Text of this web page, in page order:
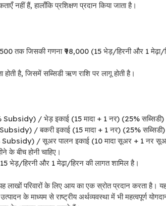
नहीं हैं, हालाँकि प्रशिक्षण प्रदान किया जाता है।
तकजिसकी गणना ₹98,000 (15 भेड़/हिरनी और 1
है, जिसमें सब्सिडी ऋण राशि पर लागू होती है।
/ भेड़ इकाई (15 मादा + 1 नर) (25% सब्सिडी)
/ बकरी इकाई (15 मादा + 1 नर) (25% सब्सिडी)
/ सूअर पालन इकाई (10 मादा सूअर + 1 नर
बीच होनी चाहिए।
भेड़/हिरनी और 1 मेढ़ा/हिरन की लागत शामिल है।
यह लाखों परिवारों के लिए आय का एक स्रोत प्रदान करता
के माध्यम से राष्ट्रीय अर्थव्यवस्था में भी महत्वपूर्ण